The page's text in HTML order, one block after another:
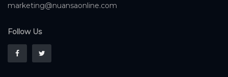
marketing@nuansaonline.com
Follow Us